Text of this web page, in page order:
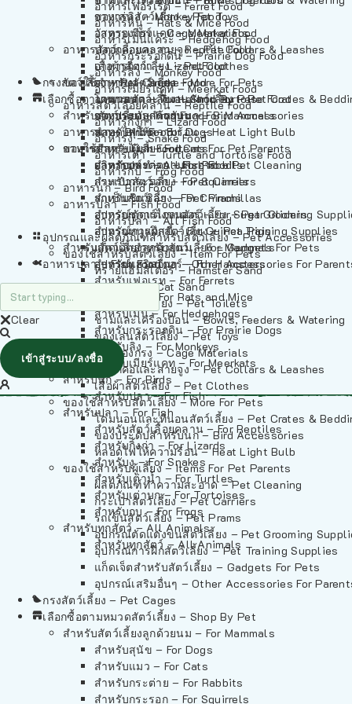
อาหารเฟอร์เร็ต – Ferret Food
อาหารหนู – Rats & Mice Food
อาหารเม่นแคระ – Hedgehog Food
อาหารกระรอกดิน – Prairie Dog Food
อาหารลิง – Monkey Food
อาหารเมียร์แคท – Meerkat Food
อาหารสัตว์เลี้อยคลาน – Reptile Food
อาหารกิ้งก่า – Lizard Food
อาหารงู – Snake Food
อาหารเต่า – Turtle and Tortoise Food
อาหารกบ – Frog Food
อาหารนก – Bird Food
อาหารปลา – Fish Food
อาหารปลา – All Fish Food
อุปกรณและผลิตภัณฑ์สำหรับสัตว์เลี้ยง – Pet Accessories
ของใช้สำหรับสัตว์เลี้ยง – Item For Pets
ทรายแฮมสเตอร์ – Hamster Sand
ทรายแมว – Cat Sand
ห้องน้ำสัตว์เลี้ยง – Pet Toilets
ชามและเครื่องป้อน – Bowls, Feeders & Watering
ของเล่นสัตว์เลี้ยง – Pet Toys
วัสดุรองกรง – Cage Materials
ปลอกคอและสายจูง – Pet Collars & Leashes
เสื้อผ้าสัตว์เลี้ยง – Pet Clothes
ของใช้สำหรับสัตว์เลี้ยง – More For Pets
โดมนอนและที่นอนสัตว์เลี้ยง – Pet Crates &
ของประดับสำหรับนก – Bird Accessories
หลอดไฟให้ความร้อน – Heat Light Bulb
ของใช้สำหรับผู้เลี้ยง – Items For Pet Parents
ผลิตภัณฑ์ทำความสะอาด – Pet Cleaning
กระเป๋าสัตว์เลี้ยง – Pet Carriers
รถเข็นสัตว์เลี้ยง – Pet Prams
อุปกรณ์ตัดแต่งขนสัตว์เลี้ยง – Pet Grooming
อุปกรณ์การฝึกสัตว์เลี้ยง – Pet Training Supplies
แก็ดเจ็ตสำหรับสัตว์เลี้ยง – Gadgets For Pets
อุปกรณ์เสริมอื่นๆ – Other Accessories For
กรงสัตว์เลี้ยง – Pet Cages
เลือกซื้อตามหมวดสัตว์เลี้ยง – Shop By Pet
สำหรับสัตว์เลี้ยงลูกด้วยนม – For Mammals
สำหรับสุนัข – For Dogs
สำหรับแมว – For Cats
สำหรับกระต่าย – For Rabbits
สำหรับกระรอก – For Squirrels
อาหารลิง – Monkey Food
อาหารเมียร์แคท – Meerkat Food
อาหารสัตว์เลี้อยคลาน – Reptile Food
อาหารกิ้งก่า – Lizard Food
อาหารงู – Snake Food
อาหารเต่า – Turtle and Tortoise Food
อาหารกบ – Frog Food
อาหารนก – Bird Food
อาหารปลา – Fish Food
อาหารปลา – All Fish Food
ของเล่นสัตว์เลี้ยง – Pet Toys
วัสดุรองกรง – Cage Materials
ปลอกคอและสายจูง – Pet Collars & Leashes
เสื้อผ้าสัตว์เลี้ยง – Pet Clothes
ของใช้สำหรับสัตว์เลี้ยง – More For Pets
โดมนอนและที่นอนสัตว์เลี้ยง – Pet Crates &
ของประดับสำหรับนก – Bird Accessories
หลอดไฟให้ความร้อน – Heat Light Bulb
ของใช้สำหรับผู้เลี้ยง – Items For Pet Parents
ผลิตภัณฑ์ทำความสะอาด – Pet Cleaning
กระเป๋าสัตว์เลี้ยง – Pet Carriers
รถเข็นสัตว์เลี้ยง – Pet Prams
อุปกรณ์ตัดแต่งขนสัตว์เลี้ยง – Pet Grooming
อุปกรณ์การฝึกสัตว์เลี้ยง – Pet Training Supplies
แก็ดเจ็ตสำหรับสัตว์เลี้ยง – Gadgets For Pets
อุปกรณ์เสริมอื่นๆ – Other Accessories For
กรงสัตว์เลี้ยง – Pet Cages
เลือกซื้อตามหมวดสัตว์เลี้ยง – Shop By Pet
สำหรับสัตว์เลี้ยงลูกด้วยนม – For Mammals
สำหรับสุนัข – For Dogs
สำหรับแมว – For Cats
สำหรับกระต่าย – For Rabbits
สำหรับกระรอก – For Squirrels
สำหรับชินชิล่า – For Chinchillas
สำหรับชูการ์ไกลเดอร์ – For Sugar Gliders
สำหรับหนูแกสบี้ – For Guinea Pigs
สำหรับสัตว์เลี้ยงลูกด้วยนม – For Mammals
สำหรับแฮมสเตอร์ – For Hamsters
สำหรับเฟอเรท – For Ferrets
สำหรับหนู – For Rats and Mice
สำหรับเม่น – For Hedgehogs
สำหรับกระรอกดิน – For Prairie Dogs
สำหรับลิง – For Monkeys
สำหรับเมียร์แคท – For Meerkats
สำหรับนก – For Birds
สำหรับปลา – For Fish
สำหรับปลา – For Fish
สำหรับสัตว์เลื้อยคลาน – For Reptiles
สำหรับกิ้งก่า – For Lizards
สำหรับงู – For Snakes
สำหรับเต่าน้ำ – For Turtles
สำหรับเต่าบก – For Tortoises
สำหรับกบ – For Frogs
สำหรับทุกสัตว์ – All Animals
สำหรับทุกสัตว์ – All Animals
อาหารปลา – Fish Food
Clear
เข้าสู่ระบบ/ลงชื่อ